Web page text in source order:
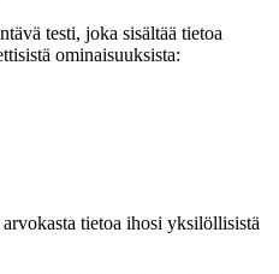
testi, joka sisältää tietoa
ominaisuuksista:
tietoa ihosi yksilöllisistä